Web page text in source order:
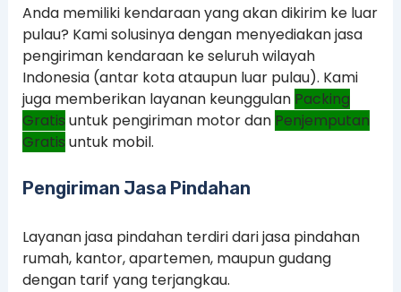
Anda memiliki kendaraan yang akan dikirim ke luar
pulau? Kami solusinya dengan menyediakan jasa
pengiriman kendaraan ke seluruh wilayah
Indonesia (antar kota ataupun luar pulau). Kami
juga memberikan layanan keunggulan Packing
Gratis untuk pengiriman motor dan Penjemputan
Gratis untuk mobil.
Pengiriman Jasa Pindahan
Layanan jasa pindahan terdiri dari jasa pindahan
rumah, kantor, apartemen, maupun gudang
dengan tarif yang terjangkau.